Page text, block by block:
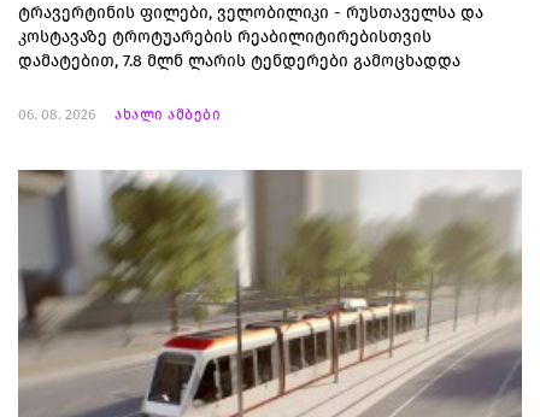
ტრავერტინის ფილები, ველობილიკი - რუსთაველსა და
კოსტავაზე ტროტუარების რეაბილიტირებისთვის
დამატებით, 7.8 მლნ ლარის ტენდერები გამოცხადდა
06. 08. 2026 ახალი ამბები